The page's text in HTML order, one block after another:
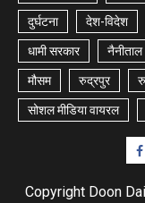
दुर्घटना देश-विदेश
धामी सरकार नैनीताल
मौसम रुद्रपुर
सोशल मीडिया वायरल
Copyright Doon